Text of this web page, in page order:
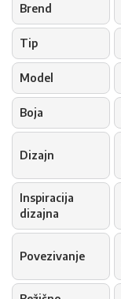
Brend
Tip
Model
Boja
Dizajn
Inspiracija
dizajna
Povezivanje